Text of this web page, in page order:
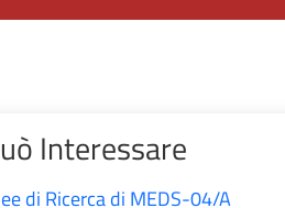
Interessare
di Ricerca di MEDS-04/A